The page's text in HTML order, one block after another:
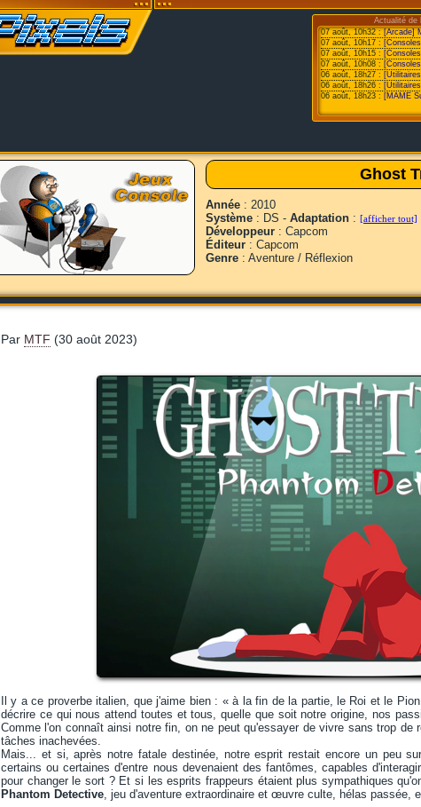
Actualité de
07 août, 10h32 :[Arcade]
07 août, 10h17 :
07 août, 10h15 :
07 août, 10h08 :
06 août, 18h27 :
06 août, 18h26 :
06 août, 18h23 : [MAME
Ghost
Année : 2010
Système : DS - Adaptation : [afficher tout]
Développeur : Capcom
Éditeur : Capcom
Genre : Aventure / Réflexion
Par MTF (30 août 2023)
Il y a ce proverbe italien, que j'aime bien : « à la fin de la partie, le Roi et le
décrire ce qui nous attend toutes et tous, quelle que soit notre origine, nos
Comme l'on connaît ainsi notre fin, on ne peut qu'essayer de vivre sans trop
tâches inachevées.
Mais... et si, après notre fatale destinée, notre esprit restait encore un peu
certains ou certaines d'entre nous devenaient des fantômes, capables
pour changer le sort ? Et si les esprits frappeurs étaient plus sympathiques
Phantom Detective, jeu d'aventure extraordinaire et œuvre culte, hélas passée,